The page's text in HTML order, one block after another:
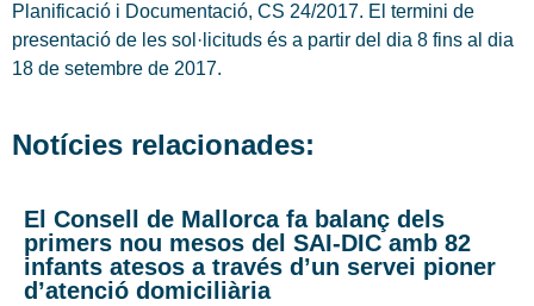
Planificació i Documentació, CS 24/2017. El termini de
presentació de les sol·licituds és a partir del dia 8 fins al dia
18 de setembre de 2017.
Notícies relacionades:
El Consell de Mallorca fa balanç dels
primers nou mesos del SAI-DIC amb 82
infants atesos a través d’un servei pioner
d’atenció domiciliària